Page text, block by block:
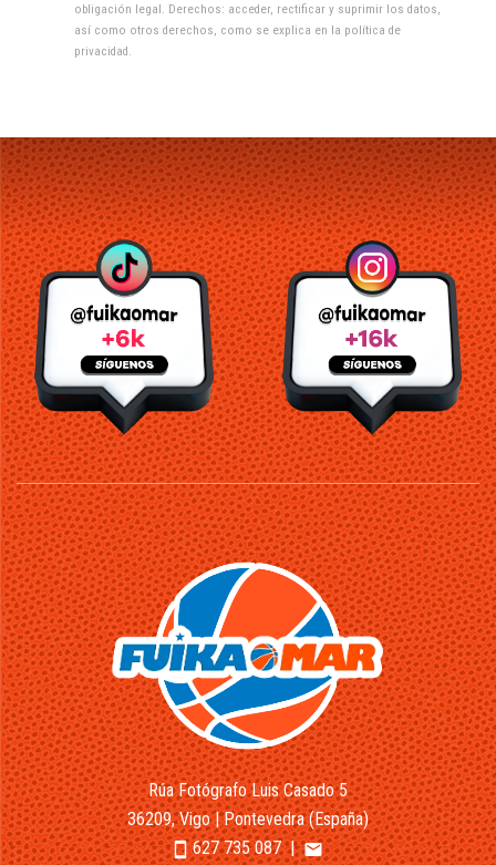
obligación legal. Derechos: acceder, rectificar y suprimir los datos,
así como otros derechos, como se explica en la política de
privacidad
Rúa Fotógrafo Luis Casado 5
36209, Vigo | Pontevedra (España)
smartphone627 735 087|email